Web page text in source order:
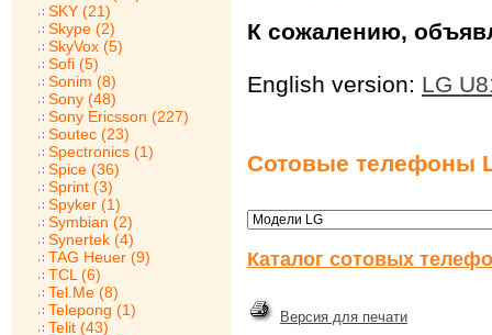
SKY (21)
Skype (2)
SkyVox (5)
Sofi (5)
Sonim (8)
Sony (48)
Sony Ericsson (227)
Soutec (23)
Spectronics (1)
Spice (36)
Sprint (3)
Spyker (1)
Symbian (2)
Synertek (4)
TAG Heuer (9)
TCL (6)
Tel.Me (8)
Telepong (1)
Telit (43)
К сожалению,
English version: LG
Сотовые телефоны
Каталог сотовых
Версия для печати